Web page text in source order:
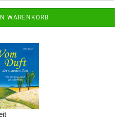
WARENKORB